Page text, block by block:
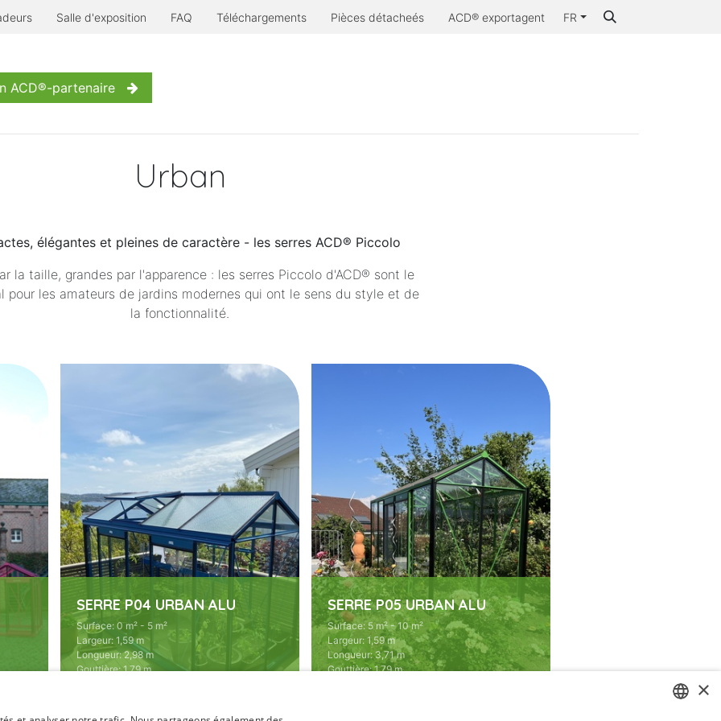
Salle d'exposition FAQ Téléchargements Pièces détacheés ACD® exportagent FR
ACD®-partenaire
Urban
élégantes et pleines de caractère - les serres ACD® Piccolo
la taille, grandes par l'apparence : les serres Piccolo d'ACD® sont le
pour les amateurs de jardins modernes qui ont le sens du style et de
la fonctionnalité.
SERRE P04 URBAN ALU
Surface: 0 m² - 5 m²
Largeur: 1,59 m
Longueur:2,98 m
Gouttière:1,79 m
SERRE P05 URBAN ALU
Surface: 5 m² - 10 m²
Largeur: 1,59 m
Longueur:3,71 m
Gouttière:1,79 m
×